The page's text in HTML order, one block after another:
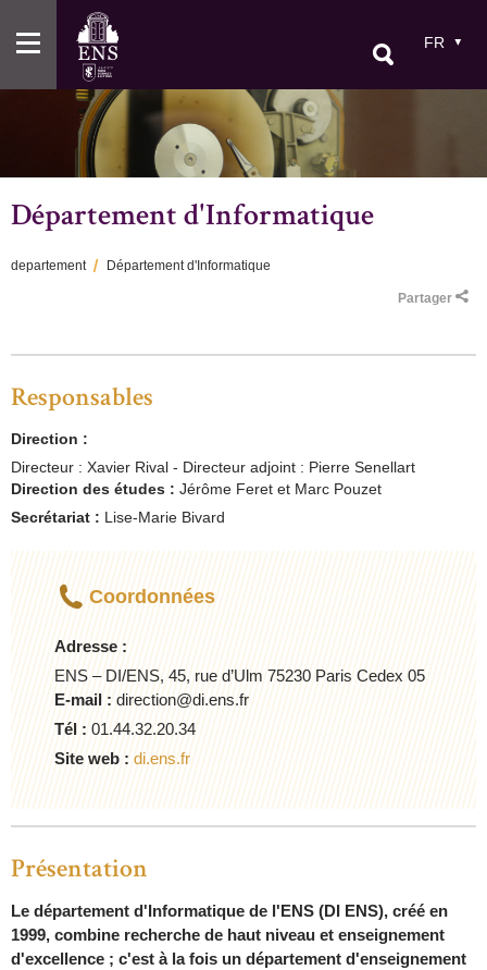
au
contenu
FR
Département d'Informatique
departement Département d'Informatique
Partager
Responsables
Direction :
Directeur : Xavier Rival - Directeur adjoint : Pierre Senellart
Direction des études : Jérôme Feret et Marc Pouzet
Secrétariat : Lise-Marie Bivard
Coordonnées
Adresse :
ENS – DI/ENS, 45, rue d’Ulm 75230 Paris Cedex 05
E-mail : direction@di.ens.fr
Tél : 01.44.32.20.34
Site web : di.ens.fr
Présentation
Le département d'Informatique de l'ENS (DI ENS), créé en
1999, combine recherche de haut niveau et enseignement
d'excellence ; c'est à la fois un département d'enseignement